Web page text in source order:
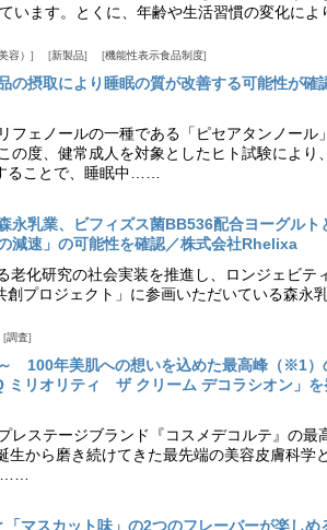
います。とくに、年齢や生活習慣の変化によ
容） 新製品 機能性表示食品制度
の摂取により睡眠の質が改善する可能性が確
フェノールの一種である「ピセアタンノール
の度、健常成人を対象としたヒト試験により
ることで、睡眠中……
永乳業、ビフィズス菌BB536配合ヨーグルト
減速」の可能性を確認／株式会社Rhelixa
老化研究の社会実装を推進し、ロンジェビテ
プロジェクト」に参画いただいている森永
調査
100年美肌への想いを込めた最高峰（※1）
ミリオリティ ザ クリーム デコラシオン」を
レステージブランド『コスメデコルテ』の最
生から磨き続けてきた最先端の美容皮膚科学
……
マスカット味」の2つのフレーバーが楽しめ